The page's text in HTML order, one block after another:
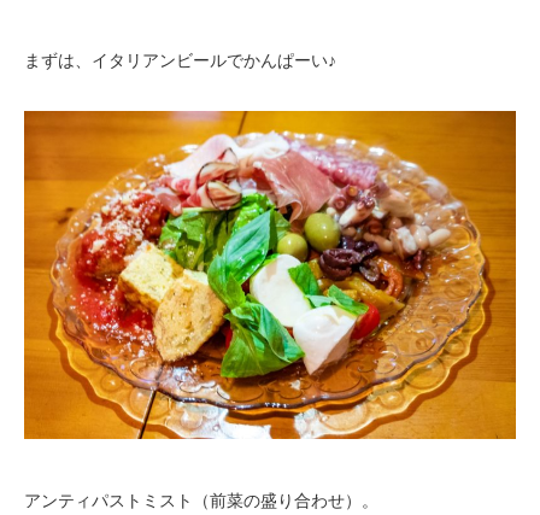
まずは、イタリアンビールでかんぱーい♪
アンティパストミスト（前菜の盛り合わせ）。